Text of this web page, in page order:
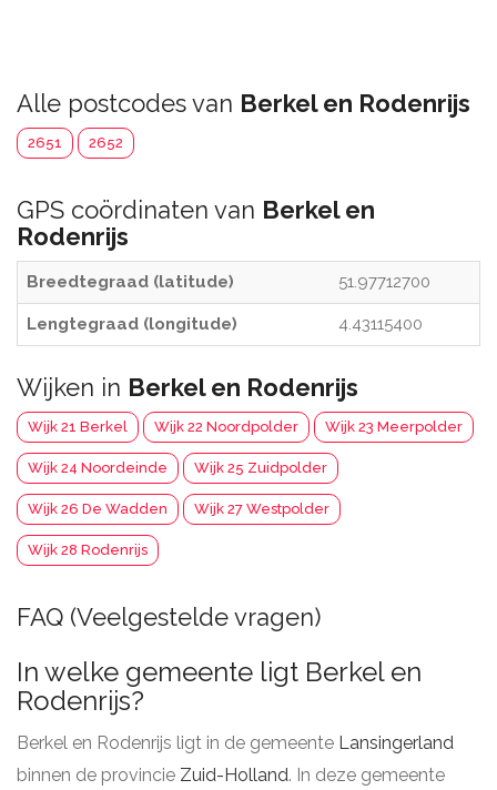
Alle postcodes van Berkel en Rodenrijs
2651 2652
GPS coördinaten van Berkel en
Rodenrijs
Breedtegraad (latitude) 51.97712700
Lengtegraad (longitude) 4.43115400
Wijken in Berkel en Rodenrijs
Wijk 21 Berkel Wijk 22 Noordpolder Wijk 23 Meerpolder
Wijk 24 Noordeinde Wijk 25 Zuidpolder
Wijk 26 De Wadden Wijk 27 Westpolder
Wijk 28 Rodenrijs
FAQ (Veelgestelde vragen)
In welke gemeente ligt Berkel en
Rodenrijs?
Berkel en Rodenrijs ligt in de gemeente Lansingerland
binnen de provincie Zuid-Holland. In deze gemeente